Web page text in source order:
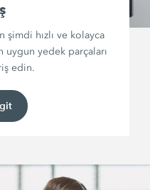
şimdi hızlı ve kolayca
uygun yedek parçaları
edin.